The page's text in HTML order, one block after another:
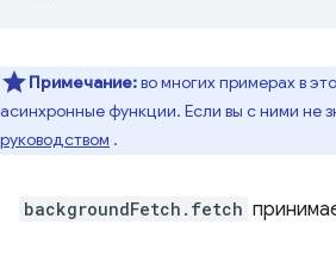
Примечание:во многих примерах в
асинхронные функции. Если вы с ними не
руководством .
backgroundFetch.fetch